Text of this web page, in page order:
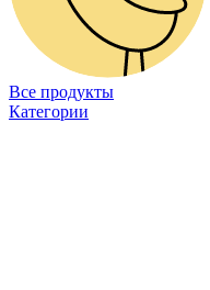
Все продукты
Категории